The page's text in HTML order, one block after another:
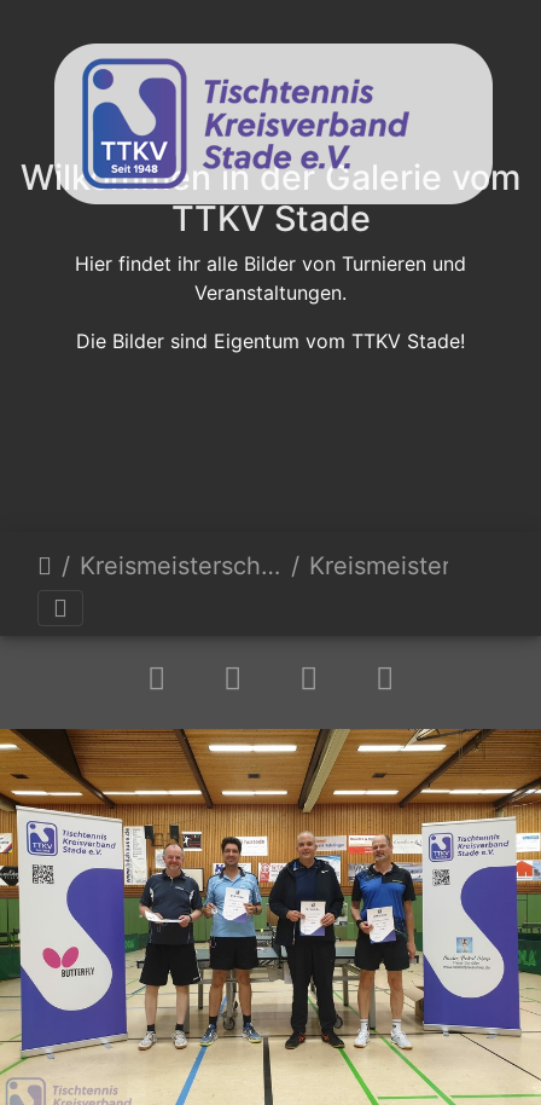
Wilkommen in der Galerie vom
TTKV Stade
Hier findet ihr alle Bilder von Turnieren und
Veranstaltungen.
Die Bilder sind Eigentum vom TTKV Stade!
Kreismeisterschaften 23 Kreismeisterschaft TTKV Stade 23-215